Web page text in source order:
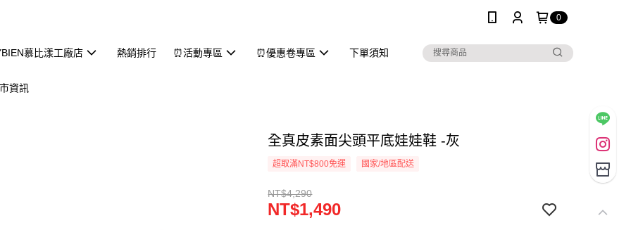
0
慕比漾工廠店 熱銷排行 ⏰活動專區 ⏰優惠卷專區 下單須知
資訊
全真皮素面尖頭平底娃娃鞋 -灰
超取滿NT$800免運 國家/地區配送
NT$4,290
NT$1,490